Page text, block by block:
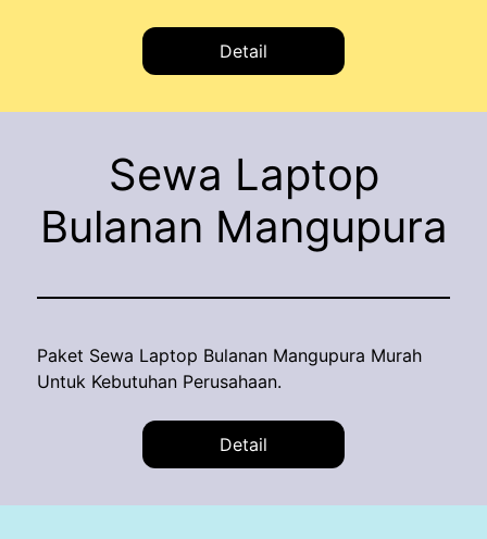
Detail
Sewa Laptop
Bulanan Mangupura
Paket Sewa Laptop Bulanan Mangupura Murah
Untuk Kebutuhan Perusahaan.
Detail